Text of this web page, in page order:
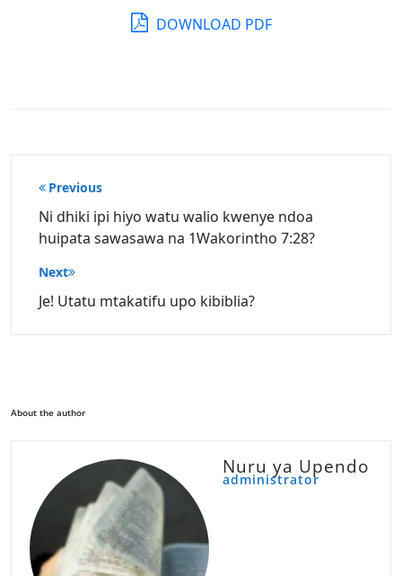
DOWNLOAD PDF
Post
navigation
Previous
Ni dhiki ipi hiyo watu walio kwenye ndoa
huipata sawasawa na 1Wakorintho 7:28?
Next
Je! Utatu mtakatifu upo kibiblia?
About the author
Nuru ya Upendo
administrator